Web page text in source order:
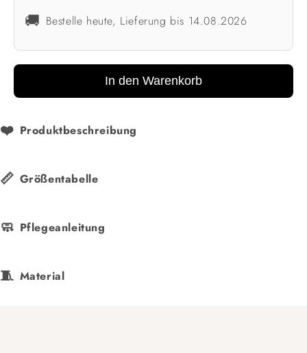
🚚 Bestelle heute, Lieferung bis 14.08.2026
In den Warenkorb
❤️ Produktbeschreibung
📏 Größentabelle
🧼 Pflegeanleitung
🧵 Material